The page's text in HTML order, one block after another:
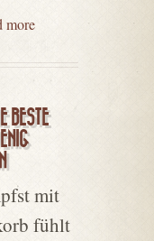
more
BESTE
mit
fühlt